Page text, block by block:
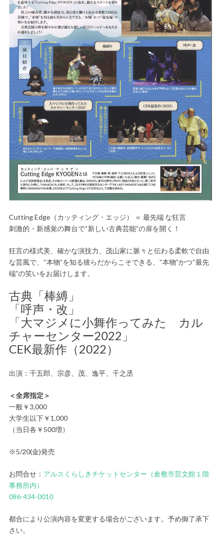
Cutting Edge（カッティング・エッジ） ＝ 最先端 な狂言
刺激的・新感覚の舞台で“新しい古典芸能”の扉を開く！
狂言の様式美、確かな演技力、茂山家に脈々と伝わる柔軟で自由
な芸風で、“本物”を知る彼らだからこそできる、“本物”かつ“最先
端”の笑いをお届けします。
古典「棒縛」
「呼声・改」
「大マジメに小舞作ってみた カル
チャーセンター2022」
CEK最新作（2022）
出演：千五郎、宗彦、茂、逸平、千之丞
＜全席指定＞
一般￥3,000
大学生以下￥1,000
（当日各￥500増）
※5/20(金)発売
お問合せ： アルスくらしきチケットセンター（倉敷市芸文館１階
事務所内）
086-434-0010
都合により公演内容を変更する場合がございます。予め御了承下
さい。